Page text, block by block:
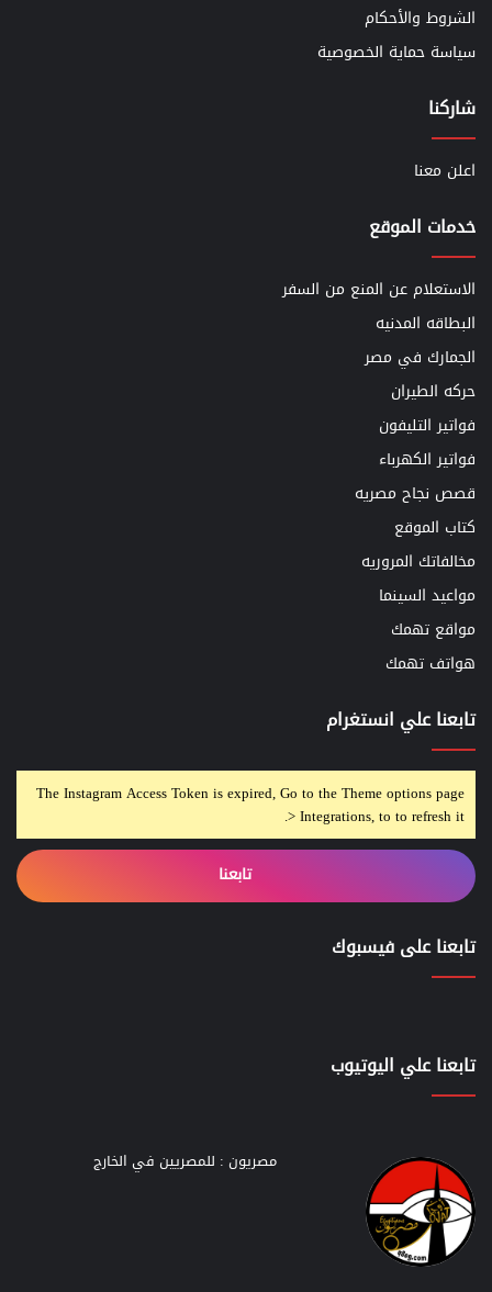
الشروط والأحكام
سياسة حماية الخصوصية
شاركنا
اعلن معنا
خدمات الموقع
الاستعلام عن المنع من السفر
البطاقه المدنيه
الجمارك في مصر
حركه الطيران
فواتير التليفون
فواتير الكهرباء
قصص نجاح مصريه
كتاب الموقع
مخالفاتك المروريه
مواعيد السينما
مواقع تهمك
هواتف تهمك
تابعنا علي انستغرام
The Instagram Access Token is expired, Go to the Theme options page
> Integrations, to to refresh it.
تابعنا
تابعنا على فيسبوك
تابعنا علي اليوتيوب
مصريون : للمصريين في الخارج